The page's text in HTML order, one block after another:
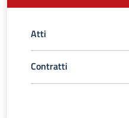
Atti
Contratti